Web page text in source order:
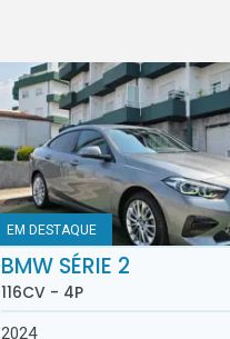
EM DESTAQUE
BMW SÉRIE 2
116CV - 4P
2024